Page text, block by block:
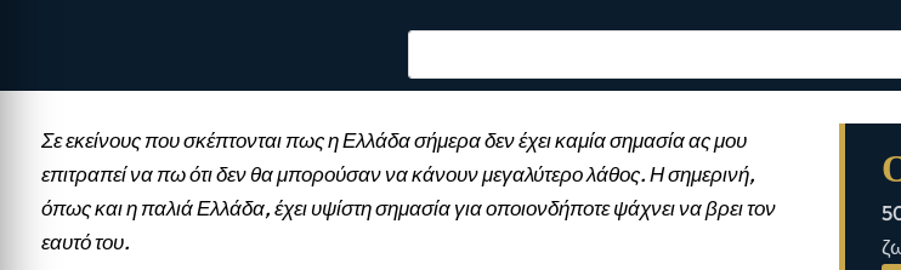
Σε εκείνους που σκέπτονται πως η Ελλάδα σήμερα δεν έχει καμία σημασία ας μου
επιτραπεί να πω ότι δεν θα μπορούσαν να κάνουν μεγαλύτερο λάθος. Η σημερινή,
όπως και η παλιά Ελλάδα, έχει υψίστη σημασία για οποιονδήποτε ψάχνει να βρει τον
εαυτό του.